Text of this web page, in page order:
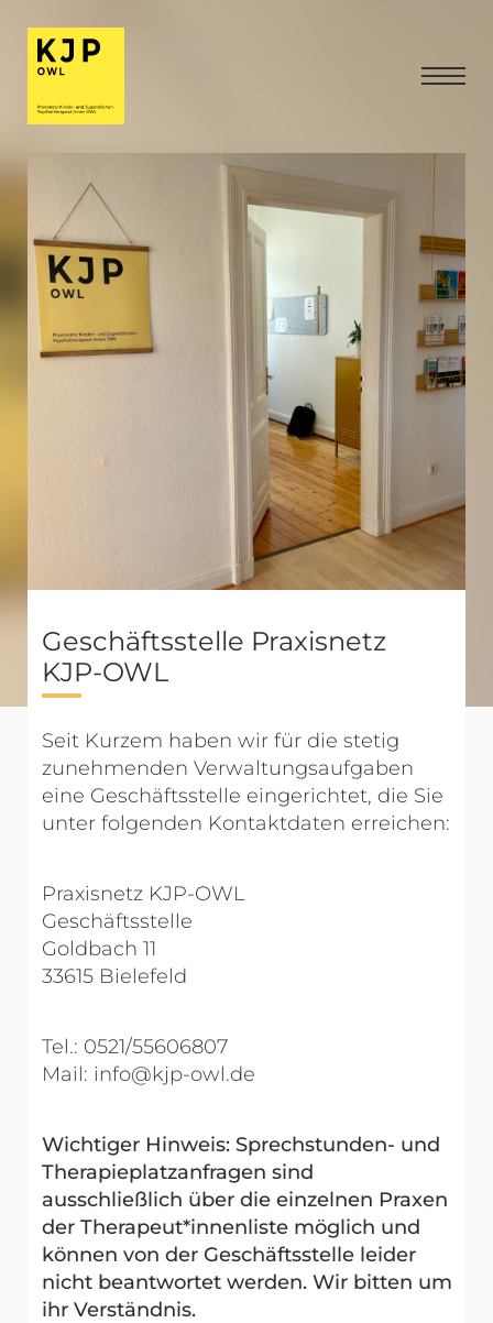
Geschäftsstelle Praxisnetz
KJP-OWL
Seit Kurzem haben wir für die stetig
zunehmenden Verwaltungsaufgaben
eine Geschäftsstelle eingerichtet, die Sie
unter folgenden Kontaktdaten erreichen:
Praxisnetz KJP-OWL
Geschäftsstelle
Goldbach 11
33615 Bielefeld
Tel.: 0521/55606807
Mail: info@kjp-owl.de
Wichtiger Hinweis: Sprechstunden- und
Therapieplatzanfragen sind
ausschließlich über die einzelnen Praxen
der Therapeut*innenliste möglich und
können von der Geschäftsstelle leider
nicht beantwortet werden. Wir bitten um
ihr Verständnis.